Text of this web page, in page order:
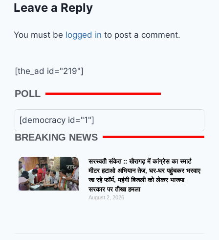
Leave a Reply
You must be logged in to post a comment.
[the_ad id="219"]
POLL
[democracy id="1"]
BREAKING NEWS
सरस्वती संकेत :: खैरागढ़ में कांग्रेस का स्मार्ट
मीटर हटाओ अभियान तेज, घर-घर पहुंचकर भरवाए
जा रहे फॉर्म, महंगी बिजली को लेकर भाजपा
सरकार पर तीखा हमला
August 2, 2026